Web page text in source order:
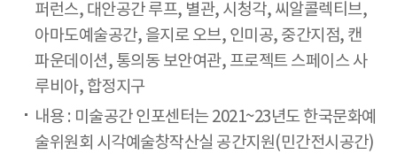
퍼런스, 대안공간 루프, 별관, 시청각, 씨알콜렉티브,
아마도예술공간, 을지로 오브, 인미공, 중간지점, 캔
파운데이션, 통의동 보안여관, 프로젝트 스페이스 사
루비아, 합정지구
내용 : 미술공간 인포센터는 2021~23년도 한국문화예
술위원회 시각예술창작산실 공간지원(민간전시공간)